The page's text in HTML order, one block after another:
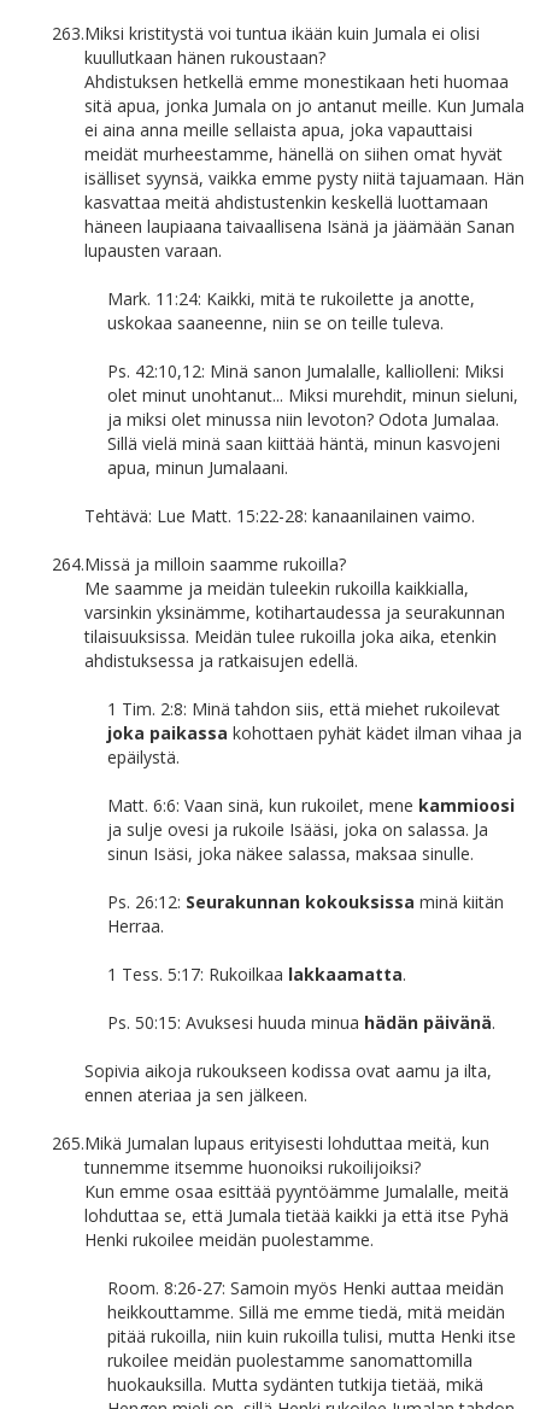
263.Miksi kristitystä voi tuntua ikään kuin Jumala ei olisi
kuullutkaan hänen rukoustaan?
Ahdistuksen hetkellä emme monestikaan heti huomaa
sitä apua, jonka Jumala on jo antanut meille. Kun Jumala
ei aina anna meille sellaista apua, joka vapauttaisi
meidät murheestamme, hänellä on siihen omat hyvät
isälliset syynsä, vaikka emme pysty niitä tajuamaan. Hän
kasvattaa meitä ahdistustenkin keskellä luottamaan
häneen laupiaana taivaallisena Isänä ja jäämään Sanan
lupausten varaan.
Mark. 11:24: Kaikki, mitä te rukoilette ja anotte,
uskokaa saaneenne, niin se on teille tuleva.
Ps. 42:10,12: Minä sanon Jumalalle, kalliolleni: Miksi
olet minut unohtanut... Miksi murehdit, minun sieluni,
ja miksi olet minussa niin levoton? Odota Jumalaa.
Sillä vielä minä saan kiittää häntä, minun kasvojeni
apua, minun Jumalaani.
Tehtävä: Lue Matt. 15:22-28: kanaanilainen vaimo.
264.Missä ja milloin saamme rukoilla?
Me saamme ja meidän tuleekin rukoilla kaikkialla,
varsinkin yksinämme, kotihartaudessa ja seurakunnan
tilaisuuksissa. Meidän tulee rukoilla joka aika, etenkin
ahdistuksessa ja ratkaisujen edellä.
1 Tim. 2:8: Minä tahdon siis, että miehet rukoilevat
joka paikassa kohottaen pyhät kädet ilman vihaa ja
epäilystä.
Matt. 6:6: Vaan sinä, kun rukoilet, mene kammioosi
ja sulje ovesi ja rukoile Isääsi, joka on salassa. Ja
sinun Isäsi, joka näkee salassa, maksaa sinulle.
Ps. 26:12: Seurakunnan kokouksissa minä kiitän
Herraa.
1 Tess. 5:17: Rukoilkaa lakkaamatta.
Ps. 50:15: Avuksesi huuda minua hädän päivänä.
Sopivia aikoja rukoukseen kodissa ovat aamu ja ilta,
ennen ateriaa ja sen jälkeen.
265.Mikä Jumalan lupaus erityisesti lohduttaa meitä, kun
tunnemme itsemme huonoiksi rukoilijoiksi?
Kun emme osaa esittää pyyntöämme Jumalalle, meitä
lohduttaa se, että Jumala tietää kaikki ja että itse Pyhä
Henki rukoilee meidän puolestamme.
Room. 8:26-27: Samoin myös Henki auttaa meidän
heikkouttamme. Sillä me emme tiedä, mitä meidän
pitää rukoilla, niin kuin rukoilla tulisi, mutta Henki itse
rukoilee meidän puolestamme sanomattomilla
huokauksilla. Mutta sydänten tutkija tietää, mikä